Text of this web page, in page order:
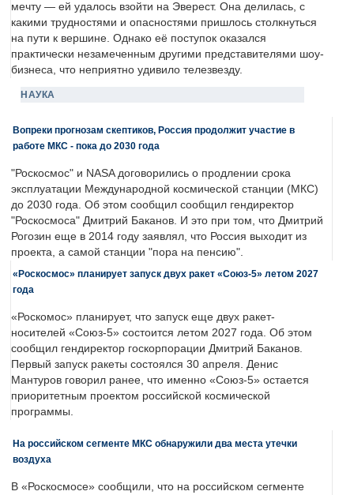
мечту — ей удалось взойти на Эверест. Она делилась, с
какими трудностями и опасностями пришлось столкнуться
на пути к вершине. Однако её поступок оказался
практически незамеченным другими представителями шоу-
бизнеса, что неприятно удивило телезвезду.
НАУКА
Вопреки прогнозам скептиков, Россия продолжит участие в
работе МКС - пока до 2030 года
"Роскосмос" и NASA договорились о продлении срока
эксплуатации Международной космической станции (МКС)
до 2030 года. Об этом сообщил сообщил гендиректор
"Роскосмоса" Дмитрий Баканов. И это при том, что Дмитрий
Рогозин еще в 2014 году заявлял, что Россия выходит из
проекта, а самой станции "пора на пенсию".
«Роскосмос» планирует запуск двух ракет «Союз-5» летом 2027
года
«Роскомос» планирует, что запуск еще двух ракет-
носителей «Союз-5» состоится летом 2027 года. Об этом
сообщил гендиректор госкорпорации Дмитрий Баканов.
Первый запуск ракеты состоялся 30 апреля. Денис
Мантуров говорил ранее, что именно «Союз-5» остается
приоритетным проектом российской космической
программы.
На российском сегменте МКС обнаружили два места утечки
воздуха
В «Роскосмосе» сообщили, что на российском сегменте